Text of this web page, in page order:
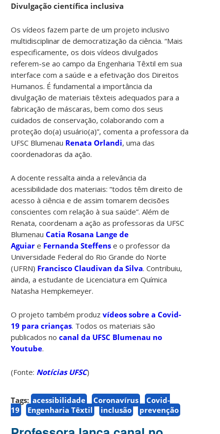
Divulgação científica inclusiva
Os vídeos fazem parte de um projeto inclusivo
multidisciplinar de democratização da ciência. “Mais
especificamente, os dois vídeos divulgados
referem-se ao campo da Engenharia Têxtil em sua
interface com a saúde e a efetivação dos Direitos
Humanos. É fundamental a importância da
divulgação de materiais têxteis adequados para a
fabricação de máscaras, bem como dos seus
cuidados de conservação, colaborando com a
proteção do(a) usuário(a)”, comenta a professora da
UFSC Blumenau Renata Orlandi, uma das
coordenadoras da ação.
A docente ressalta ainda a relevância da
acessibilidade dos materiais: “todos têm direito de
acesso à ciência e de assim tomarem decisões
conscientes com relação à sua saúde”. Além de
Renata, coordenam a ação as professoras da UFSC
BlumenauCatia Rosana Lange de
Aguiar e Fernanda Steffens e o professor da
Universidade Federal do Rio Grande do Norte
(UFRN) Francisco Claudivan da Silva. Contribuiu,
ainda, a estudante de Licenciatura em Química
Natasha Hempkemeyer.
O projeto também produzvídeos sobre a Covid-
19 para crianças. Todos os materiais são
publicados nocanal da UFSC Blumenau no
Youtube.
(Fonte: Notícias UFSC)
Tags: acessibilidade Coronavírus
Covid-
19
Engenharia Têxtil inclusão prevenção